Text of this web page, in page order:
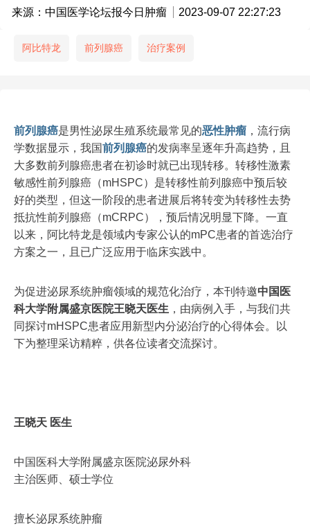
来源：中国医学论坛报今日肿瘤 2023-09-07 22:27:23
阿比特龙 前列腺癌 治疗案例
前列腺癌是男性泌尿生殖系统最常见的恶性肿瘤 ，流行病
学数据显示，我国前列腺癌的发病率呈逐年升高趋势，且
大多数前列腺癌患者在初诊时就已出现转移。转移性激素
敏感性前列腺癌（mHSPC）是转移性前列腺癌中预后较
好的类型，但这一阶段的患者进展后将转变为转移性去势
抵抗性前列腺癌（mCRPC），预后情况明显下降。一直
以来，阿比特龙是领域内专家公认的mPC患者的首选治疗
方案之一，且已广泛应用于临床实践中。
为促进泌尿系统肿瘤领域的规范化治疗，本刊特邀中国医
科大学附属盛京医院王晓天医生 ，由病例入手，与我们共
同探讨mHSPC患者应用新型内分泌治疗的心得体会。以
下为整理采访精粹，供各位读者交流探讨。
王晓天 医生
中国医科大学附属盛京医院泌尿外科
主治医师、硕士学位
擅长泌尿系统肿瘤